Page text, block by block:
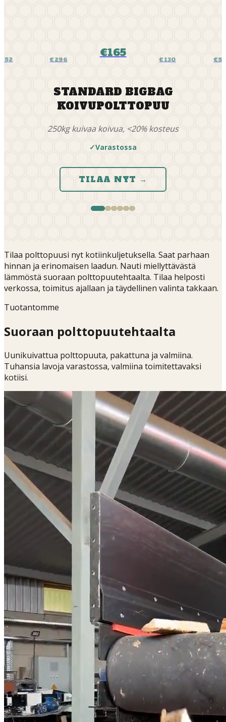
€296
€165
€130
STANDARD BIGBAG
KOIVUPOLTTOPUU
250kg kuivaa koivua, <20% kosteus
✓Varastossa
TILAA NYT →
Tilaa polttopuusi nyt kotiinkuljetuksella. Saat parhaan
hinnan ja erinomaisen laadun. Nauti miellyttävästä
lämmöstä suoraan polttopuutehtaalta. Tilaa helposti
verkossa, toimitus ajallaan ja täydellinen valinta takkaan.
Tuotantomme
Suoraan polttopuutehtaalta
Uunikuivattua polttopuuta, pakattuna ja valmiina.
Tuhansia lavoja varastossa, valmiina toimitettavaksi
kotiisi.